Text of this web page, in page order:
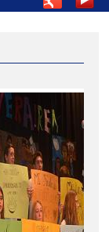
MANDALAS
DE NAVIDAD
2018